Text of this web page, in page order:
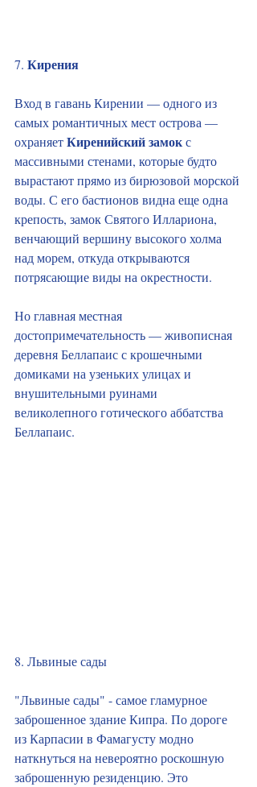
7. Кирения
Вход в гавань Кирении — одного из
самых романтичных мест острова —
охраняет Киренийский замок с
массивными стенами, которые будто
вырастают прямо из бирюзовой морской
воды. С его бастионов видна еще одна
крепость, замок Святого Иллариона,
венчающий вершину высокого холма
над морем, откуда открываются
потрясающие виды на окрестности.
Но главная местная
достопримечательность — живописная
деревня Беллапаис с крошечными
домиками на узеньких улицах и
внушительными руинами
великолепного готического аббатства
Беллапаис.
8. Львиные сады
"Львиные сады" - самое гламурное
заброшенное здание Кипра. По дороге
из Карпасии в Фамагусту модно
наткнуться на невероятно роскошную
заброшенную резиденцию. Это